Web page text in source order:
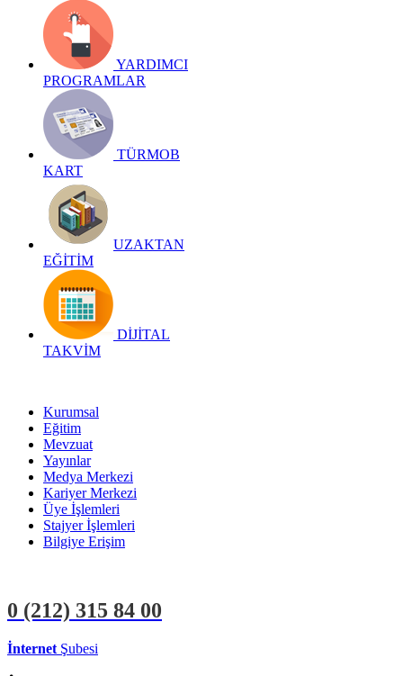
YARDIMCI
PROGRAMLAR
TÜRMOB
KART
UZAKTAN
EĞİTİM
DİJİTAL
TAKVİM
Kurumsal
Eğitim
Mevzuat
Yayınlar
Medya Merkezi
Kariyer Merkezi
Üye İşlemleri
Stajyer İşlemleri
Bilgiye Erişim
0 (212) 315 84 00
İnternet Şubesi